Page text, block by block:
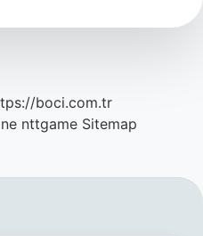
boci.com.tr
nttgame Sitemap